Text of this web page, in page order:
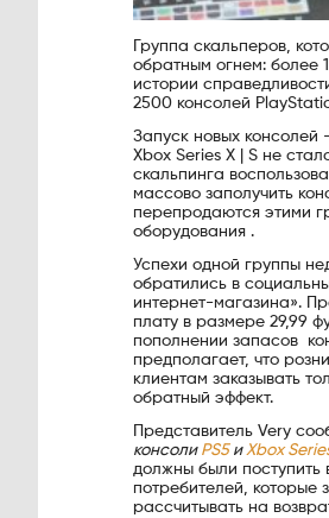
Группа скальперов,
обратным огнем: более
истории
2500 консолей
Запуск новых консолей
Xbox Series X | S не
скальпинга
массово заполучить
перепродаются этими
оборудования .
Успехи одной группы
обратились в
интернет-магазина».
плату в размере 29,99
пополнении запасов
предполагает, что
клиентам заказывать
обратный эффект.
Представитель Very
консоли PS5иXbox
должны были поступить
потребителей, которые
рассчитывать на